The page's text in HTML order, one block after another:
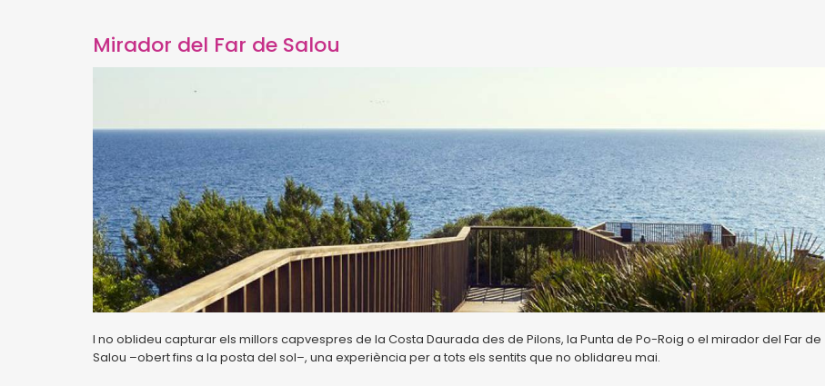
Mirador del Far de Salou
I no oblideu capturar els millors capvespres de la Costa Daurada des de Pilons, la Punta de Po-Roig o el mirador del Far de
Salou –obert fins a la posta del sol–, una experiència per a tots els sentits que no oblidareu mai.